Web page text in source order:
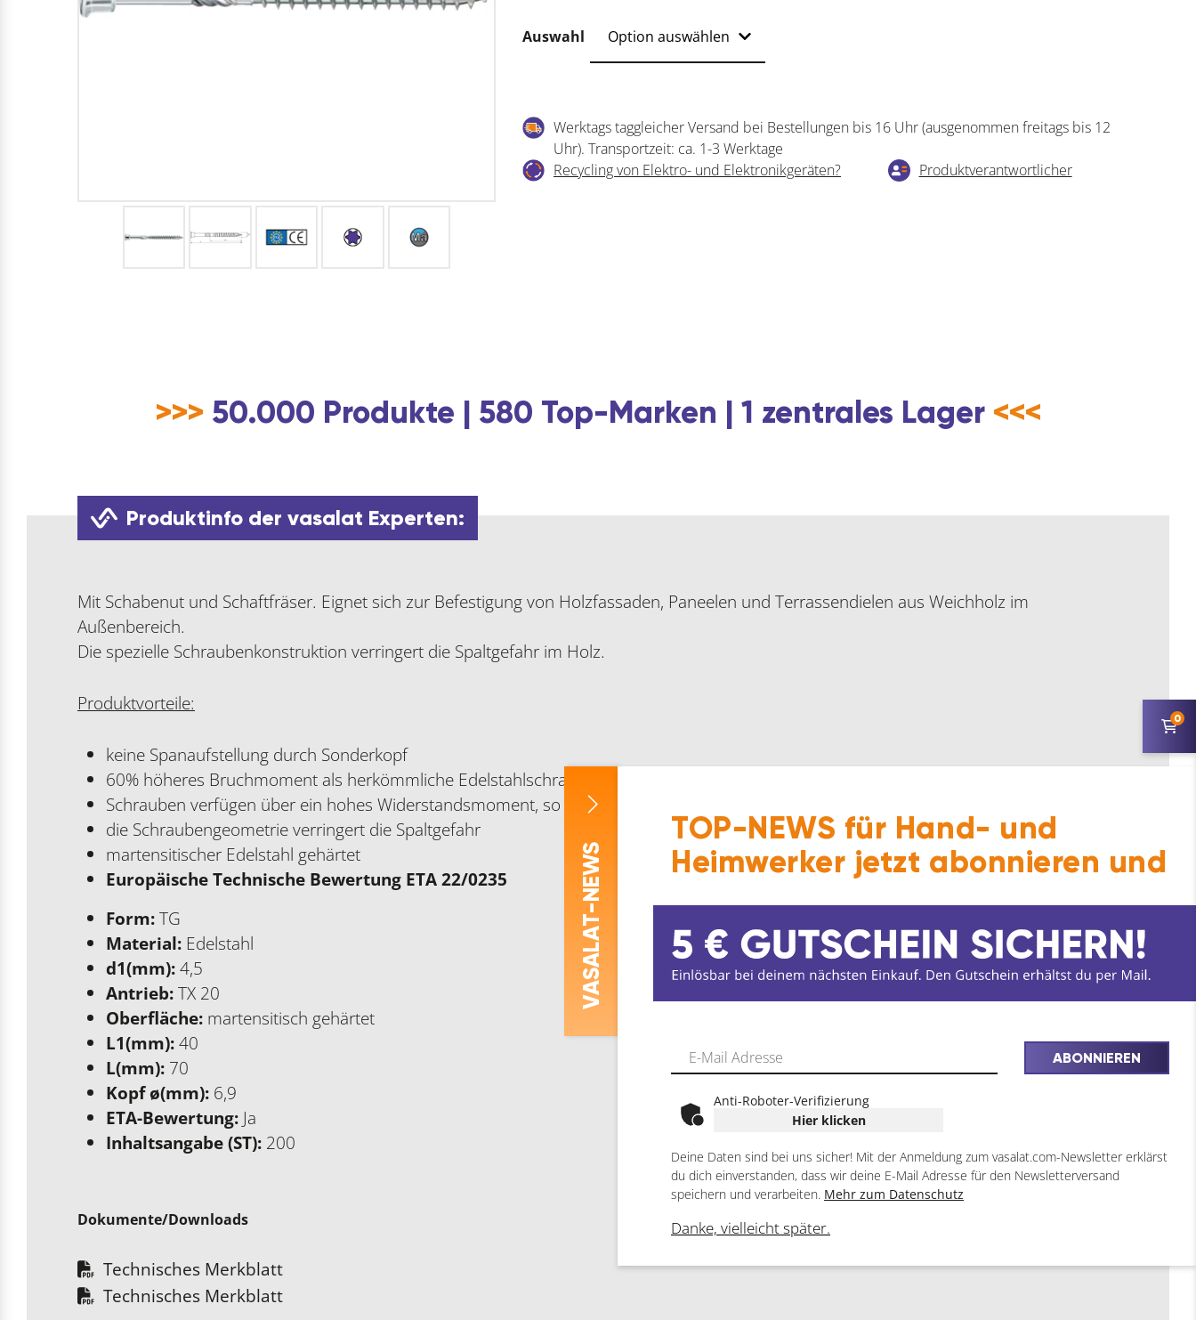
Auswahl
Werktags taggleicher Versand bei Bestellungen bis 16 Uhr (ausgenommen freitags bis 12
Uhr). Transportzeit: ca. 1-3 Werktage
Recycling von Elektro- und Elektronikgeräten?
Produktverantwortlicher
>>> 50.000 Produkte | 580 Top-Marken | 1 zentrales Lager <<<
Produktinfo der vasalat Experten:
Mit Schabenut und Schaftfräser. Eignet sich zur Befestigung von Holzfassaden, Paneelen und Terrassendielen aus Weichholz im
Außenbereich.
Die spezielle Schraubenkonstruktion verringert die Spaltgefahr im Holz.
Produktvorteile:
keine Spanaufstellung durch Sonderkopf
60% höheres Bruchmoment als herkömmliche Edelstahlschrauben
Schrauben verfügen über ein hohes Widerstandsmoment, so dass sie ohne Vorbohren ins Holz eingedreht werden können
die Schraubengeometrie verringert die Spaltgefahr
martensitischer Edelstahl gehärtet
Europäische Technische Bewertung ETA 22/0235
Form:TG
Material: Edelstahl
d1(mm):4,5
Antrieb:TX 20
Oberfläche: martensitisch gehärtet
L1(mm):40
L(mm): 70
Kopf ø(mm): 6,9
ETA-Bewertung: Ja
Inhaltsangabe (ST): 200
Dokumente/Downloads
Technisches Merkblatt
Technisches Merkblatt
0
V
ASALAT
-NEWS
TOP-NEWS für Hand- und
Heimwerker jetzt abonnieren und
ABONNIEREN
Anti-Roboter-Verifizierung
Hier klicken
Deine Daten sind bei uns sicher! Mit der Anmeldung zum vasalat.com-Newsletter erklärst
du dich einverstanden, dass wir deine E-Mail Adresse für den Newsletterversand
speichern und verarbeiten. Mehr zum Datenschutz
Danke, vielleicht später.